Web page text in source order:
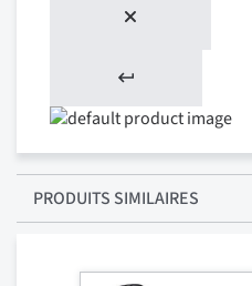
PRODUITS SIMILAIRES